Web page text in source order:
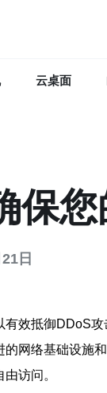
云桌面
保
日
效抵御DDoS攻
网络基础设施
访问。